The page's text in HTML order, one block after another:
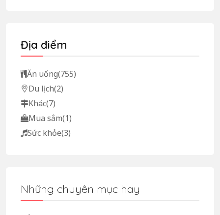
Địa điểm
Ăn uống(755)
Du lịch(2)
Khác(7)
Mua sắm(1)
Sức khỏe(3)
Những chuyên mục hay